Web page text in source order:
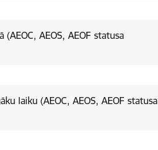
AEOS, AEOF statusa
laiku (AEOC, AEOS, AEOF statusa